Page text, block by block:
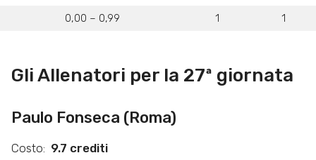
0,00 – 0,99
1 1
Gli Allenatori per la 27ª giornata
Paulo Fonseca (Roma)
Costo: 9.7 crediti